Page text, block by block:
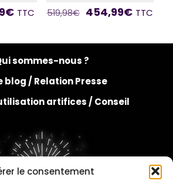
le consentement
€ TTC 519,98€ 454,99€ TTC
sommes-nous ?
blog / Relation Presse
artifices / Conseil